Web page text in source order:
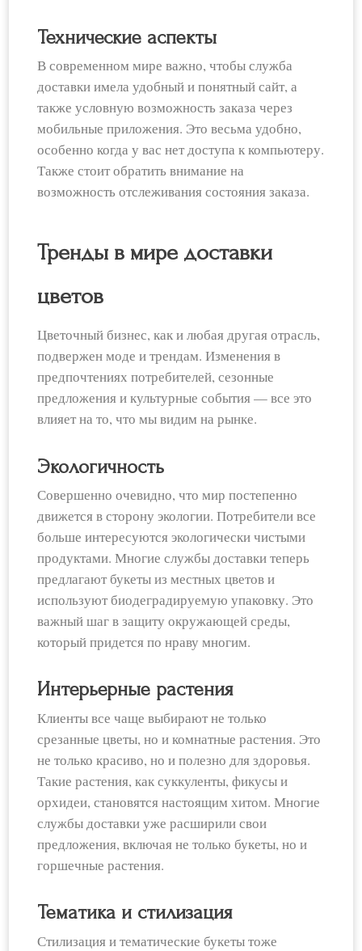
Технические аспекты
В современном мире важно, чтобы служба
доставки имела удобный и понятный сайт, а
также условную возможность заказа через
мобильные приложения. Это весьма удобно,
особенно когда у вас нет доступа к компьютеру.
Также стоит обратить внимание на
возможность отслеживания состояния заказа.
Тренды в мире доставки
цветов
Цветочный бизнес, как и любая другая отрасль,
подвержен моде и трендам. Изменения в
предпочтениях потребителей, сезонные
предложения и культурные события — все это
влияет на то, что мы видим на рынке.
Экологичность
Совершенно очевидно, что мир постепенно
движется в сторону экологии. Потребители все
больше интересуются экологически чистыми
продуктами. Многие службы доставки теперь
предлагают букеты из местных цветов и
используют биодеградируемую упаковку. Это
важный шаг в защиту окружающей среды,
который придется по нраву многим.
Интерьерные растения
Клиенты все чаще выбирают не только
срезанные цветы, но и комнатные растения. Это
не только красиво, но и полезно для здоровья.
Такие растения, как суккуленты, фикусы и
орхидеи, становятся настоящим хитом. Многие
службы доставки уже расширили свои
предложения, включая не только букеты, но и
горшечные растения.
Тематика и стилизация
Стилизация и тематические букеты тоже